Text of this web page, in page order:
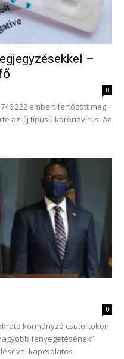
–
0
embert fertőzött meg
az új típusú koronavírus. Az
0
kormányzó csütörtökön
fenyegetésének”
kapcsolatos